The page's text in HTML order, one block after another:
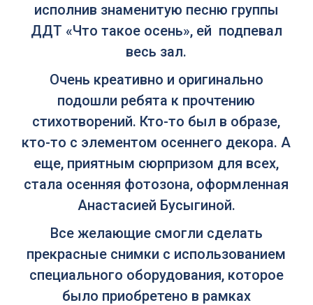
исполнив знаменитую песню группы
ДДТ «Что такое осень», ей подпевал
весь зал.
Очень креативно и оригинально
подошли ребята к прочтению
стихотворений. Кто-то был в образе,
кто-то с элементом осеннего декора. А
еще, приятным сюрпризом для всех,
стала осенняя фотозона, оформленная
Анастасией Бусыгиной.
Все желающие смогли сделать
прекрасные снимки с использованием
специального оборудования, которое
было приобретено в рамках